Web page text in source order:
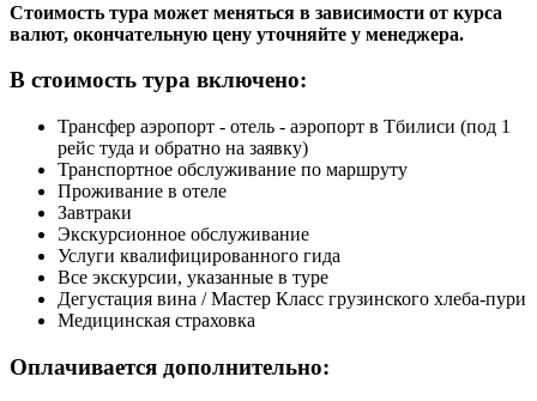
Стоимость тура может меняться в зависимости от курса
валют, окончательную цену уточняйте у менеджера.
В стоимость тура включено:
Трансфер аэропорт - отель - аэропорт в Тбилиси (под 1
рейс туда и обратно на заявку)
Транспортное обслуживание по маршруту
Проживание в отеле
Завтраки
Экскурсионное обслуживание
Услуги квалифицированного гида
Все экскурсии, указанные в туре
Дегустация вина / Мастер Класс грузинского хлеба-пури
Медицинская страховка
Оплачивается дополнительно: